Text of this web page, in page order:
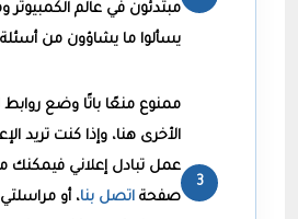
مبتدئون في عالم
يسألوا ما يشاؤون من
ممنوع منعًا باتًا وضع روابط
الأخرى هنا، وإذا كنت تريد
عمل تبادل إعلاني فيمكنك
صفحة اتصل بنا، أو